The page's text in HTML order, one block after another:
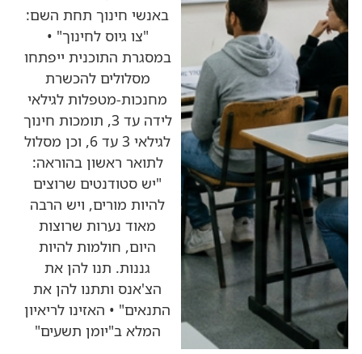
באנשי חינוך תחת השם:
"צו גיוס לחינוך" •
במסגרת התוכנית ייפתחו
מסלולים להכשרת
מחנכות-מטפלות לגילאי
לידה עד 3, תומכות חינוך
לגילאי 3 עד 6, וכן מסלול
לתואר ראשון בהוראה:
"יש סטודנטים שרוצים
להיות מורים, ויש הרבה
מאוד נערות שרוצות
היום, חולמות להיות
גננות. תנו להן את
הצ'אנס ותתנו להן את
התנאים" • האזינו לריאיון
המלא ב"יומן תשעים"